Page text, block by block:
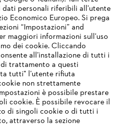
Privacy policy
NICHT
wir noch nicht unterstützen. Für
Seite empfehlen wir Ihnen, zu
zu wechseln:
personali riferibili all’utente
Economico Europeo. Si prega
“Impostazioni” and
maggiori informazioni sull’uso
dei cookie. Cliccando
all’installazione di tutti i
trattamento a questi
tutti" l’utente rifiuta
non strettamente
è possibile prestare
cookie. È possibile revocare il
di singoli cookie o di tutti i
attraverso la sezione